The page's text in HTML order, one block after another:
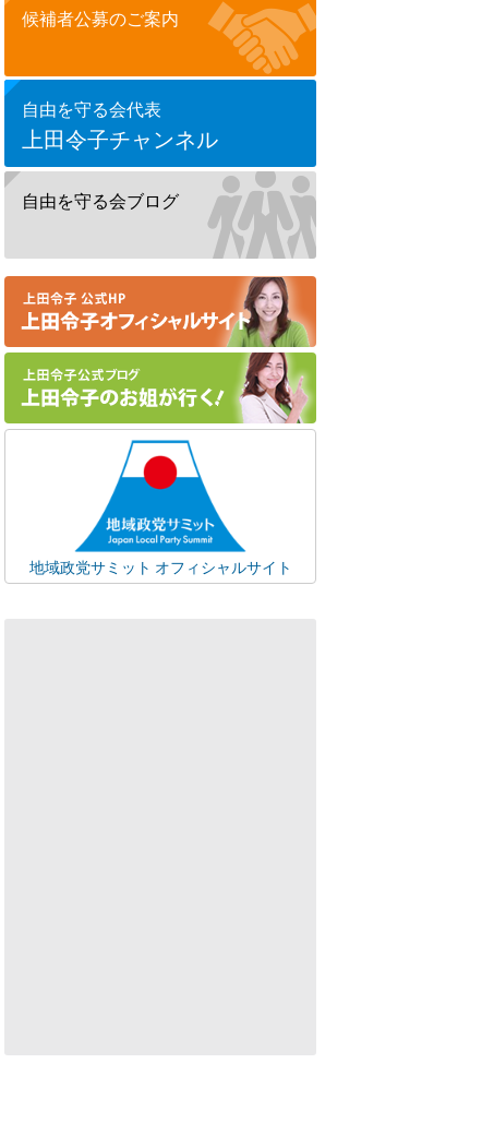
候補者公募のご案内
自由を守る会代表
上田令子チャンネル
自由を守る会ブログ
地域政党サミット オフィシャルサイト